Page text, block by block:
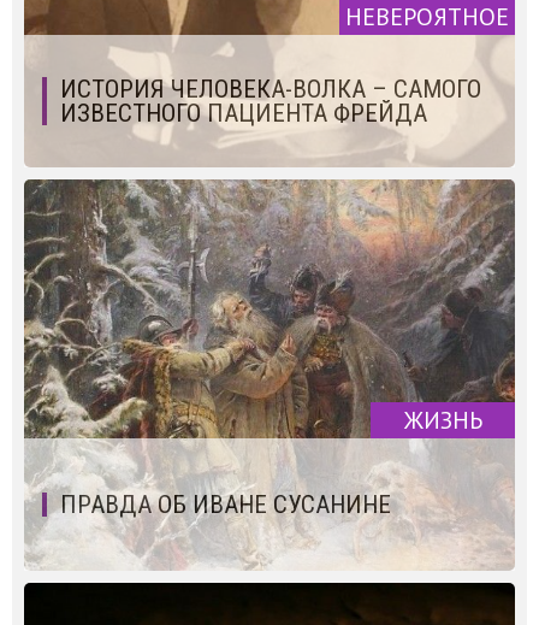
НЕВЕРОЯТНОЕ
ИСТОРИЯ ЧЕЛОВЕКА-ВОЛКА – САМОГО
ИЗВЕСТНОГО ПАЦИЕНТА ФРЕЙДА
ЖИЗНЬ
ПРАВДА ОБ ИВАНЕ СУСАНИНЕ